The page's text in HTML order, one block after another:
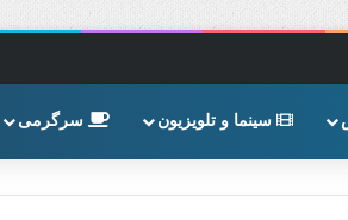
سینما و تلویزیون سرگرمی